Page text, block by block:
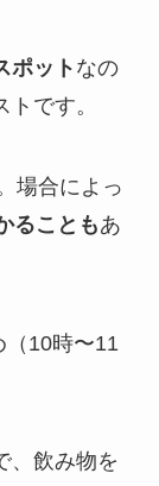
ポット なの
です。
場合によっ
ることもあ
10時〜11
、飲み物を